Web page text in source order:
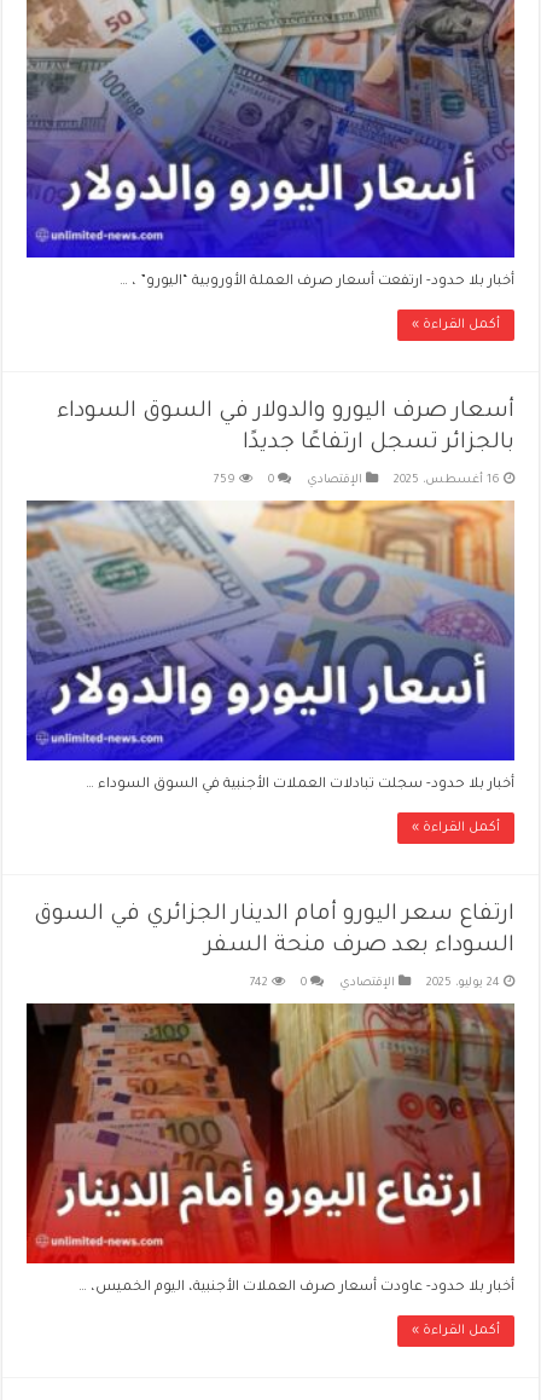
أخبار بلا حدود- ارتفعت أسعار صرف العملة الأوروبية “اليورو” ، …
أكمل القراءة »
أسعار صرف اليورو والدولار في السوق السوداء
بالجزائر تسجل ارتفاعًا جديدًا
16 أغسطس، 2025 الإقتصادي 0
759
أخبار بلا حدود- سجلت تبادلات العملات الأجنبية في السوق السوداء …
أكمل القراءة »
ارتفاع سعر اليورو أمام الدينار الجزائري في السوق
السوداء بعد صرف منحة السفر
24 يوليو، 2025 الإقتصادي 0
742
أخبار بلا حدود- عاودت أسعار صرف العملات الأجنبية، اليوم الخميس، …
أكمل القراءة »